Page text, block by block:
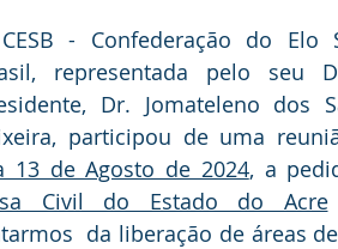
- Confederação do Elo
representada pelo seu
Dr. Jomateleno dos
13 de Agosto de 2024
Civil do Estado do Acre
da liberação de áreas